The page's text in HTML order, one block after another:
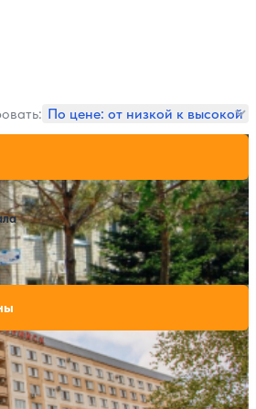
По цене: от низкой к высокой